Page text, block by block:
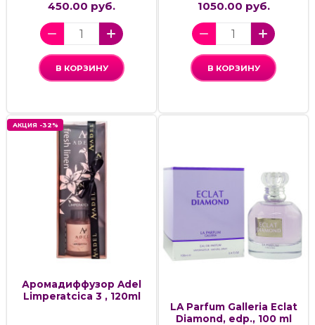
450.00 руб.
В КОРЗИНУ
1050.00 руб.
В КОРЗИНУ
АКЦИЯ -32%
Аромадиффузор Adel
Limperatcica 3 , 120ml
LA Parfum Galleria Eclat
Diamond, edp., 100 ml